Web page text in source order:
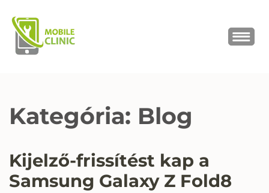
Kategória: Blog
Kijelző-frissítést kap a
Samsung Galaxy Z Fold8